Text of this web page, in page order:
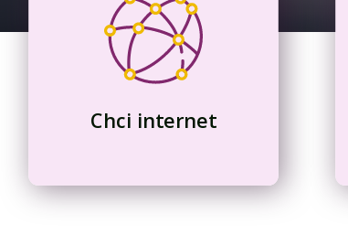
Chci internet